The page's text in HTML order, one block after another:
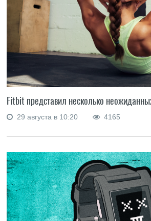
Fitbit представил несколько
29 августа в 10:20 4165